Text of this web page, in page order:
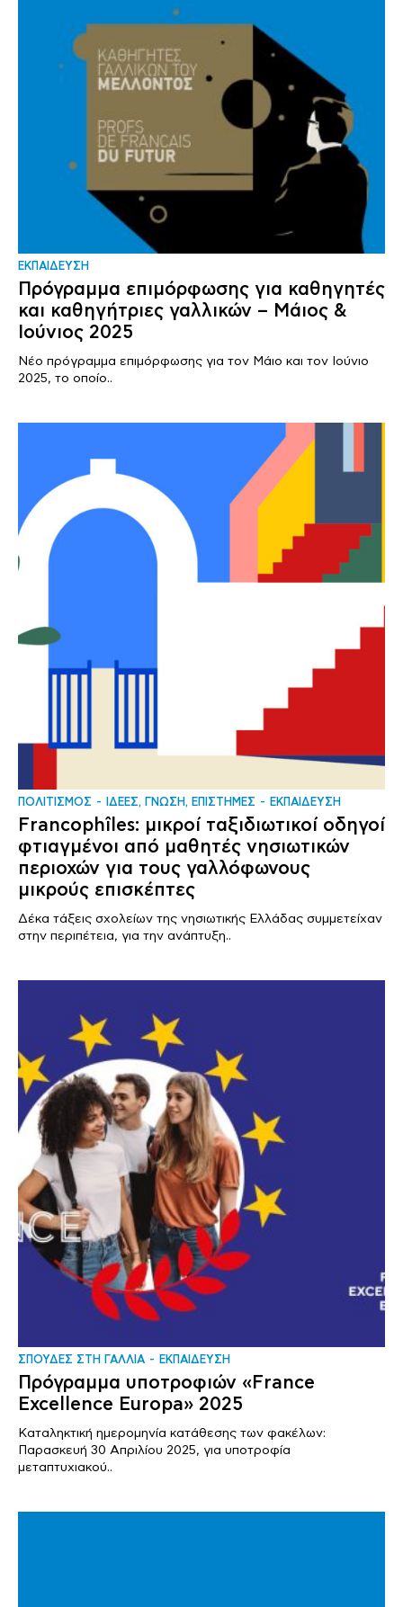
ΕΚΠΑΙΔΕΥΣΗ
Πρόγραμμα επιμόρφωσης για καθηγητές
και καθηγήτριες γαλλικών – Μάιος &
Ιούνιος 2025
Νέο πρόγραμμα επιμόρφωσης για τον Μάιο και τον Ιούνιο
2025, το οποίο..
ΠΟΛΙΤΙΣΜΟΣ ΙΔΕΕΣ, ΓΝΩΣΗ, ΕΠΙΣΤΗΜΕΣ ΕΚΠΑΙΔΕΥΣΗ
Francophîles: μικροί ταξιδιωτικοί οδηγοί
φτιαγμένοι από μαθητές νησιωτικών
περιοχών για τους γαλλόφωνους
μικρούς επισκέπτες
Δέκα τάξεις σχολείων της νησιωτικής Ελλάδας συμμετείχαν
στην περιπέτεια, για την ανάπτυξη..
ΣΠΟΥΔΕΣ ΣΤΗ ΓΑΛΛΙΑ ΕΚΠΑΙΔΕΥΣΗ
Πρόγραμμα υποτροφιών «France
Excellence Europa» 2025
Καταληκτική ημερομηνία κατάθεσης των φακέλων:
Παρασκευή 30 Απριλίου 2025, για υποτροφία
μεταπτυχιακού..